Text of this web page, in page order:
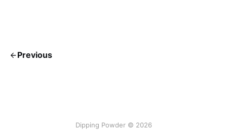
Previous
Dipping Powder © 2026